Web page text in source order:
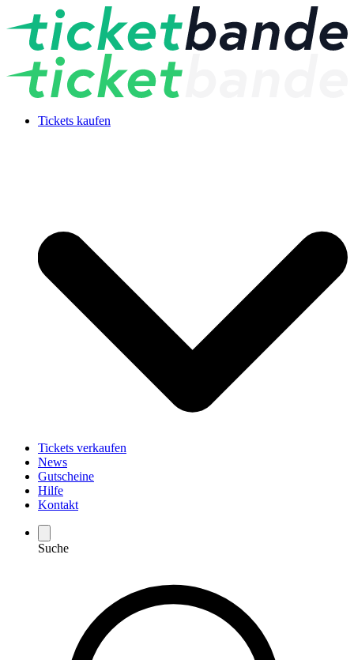
Tickets kaufen
Tickets verkaufen
News
Gutscheine
Hilfe
Kontakt
Suche